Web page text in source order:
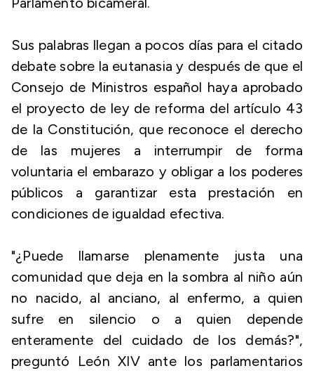
Sus palabras llegan a pocos días para el citado
debate sobre la eutanasia y después de que el
Consejo de Ministros español haya aprobado
el proyecto de ley de reforma del artículo 43
de la Constitución, que reconoce el derecho
de las mujeres a interrumpir de forma
voluntaria el embarazo y obligar a los poderes
públicos a garantizar esta prestación en
condiciones de igualdad efectiva.
"¿Puede llamarse plenamente justa una
comunidad que deja en la sombra al niño aún
no nacido, al anciano, al enfermo, a quien
sufre en silencio o a quien depende
enteramente del cuidado de los demás?",
preguntó León XIV ante los parlamentarios